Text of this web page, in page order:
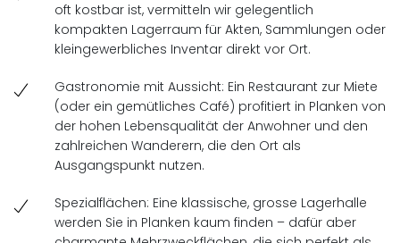
oft kostbar ist, vermitteln wir gelegentlich
kompakten Lagerraum für Akten, Sammlungen oder
kleingewerbliches Inventar direkt vor Ort.
Gastronomie mit Aussicht: Ein Restaurant zur Miete
(oder ein gemütliches Café) profitiert in Planken von
der hohen Lebensqualität der Anwohner und den
zahlreichen Wanderern, die den Ort als
Ausgangspunkt nutzen.
Spezialflächen: Eine klassische, grosse Lagerhalle
werden Sie in Planken kaum finden – dafür aber